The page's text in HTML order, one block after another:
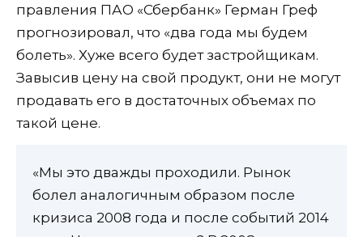
правления ПАО «Сбербанк» Герман Греф
прогнозировал, что «два года мы будем
болеть». Хуже всего будет застройщикам.
Завысив цену на свой продукт, они не могут
продавать его в достаточных объемах по
такой цене.
«Мы это дважды проходили. Рынок
болел аналогичным образом после
кризиса 2008 года и после событий 2014